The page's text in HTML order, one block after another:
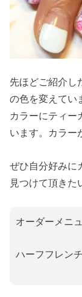
先ほどご紹介し
の色を変えてい
カラーにティー
います。 カラー
ぜひ自分好みに
見つけて頂きた
オーダーメニ
ハーフフレン